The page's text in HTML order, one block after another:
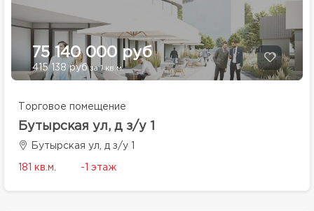
75 140 000 руб
415 138 рубза 1 кв.м.
Торговое помещение
Бутырская ул, д з/у 1
Бутырская ул, д з/у 1
181 кв.м. -1 этаж